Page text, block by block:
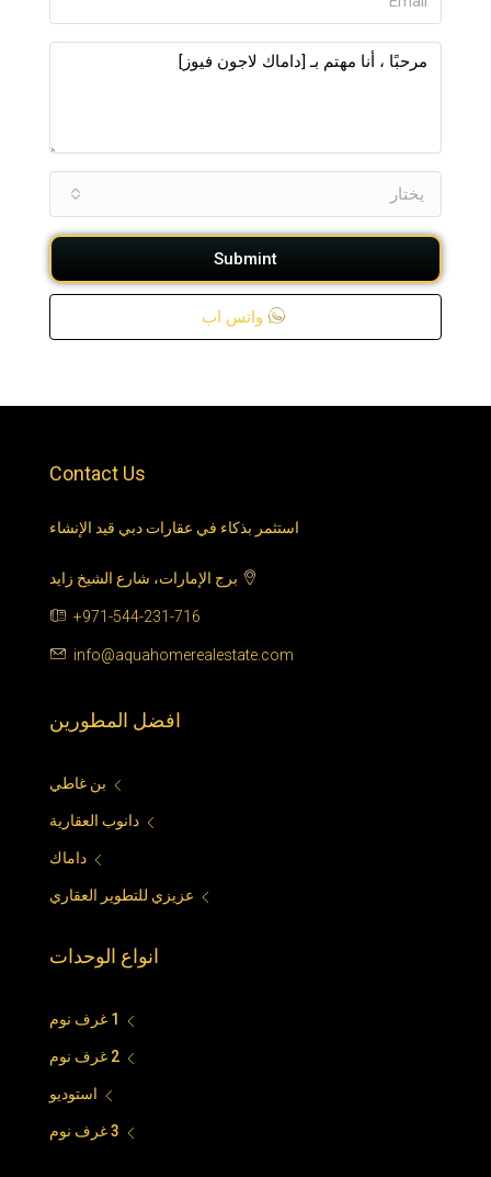
يختار
Submint
واتس اب
Contact Us
استثمر بذكاء في عقارات دبي قيد الإنشاء
برج الإمارات، شارع الشيخ زايد
+971-544-231-716
info@aquahomerealestate.com
افضل المطورين
بن غاطي
دانوب العقارية
داماك
عزيزي للتطوير العقاري
انواع الوحدات
1 غرف نوم
2 غرف نوم
استوديو
3 غرف نوم